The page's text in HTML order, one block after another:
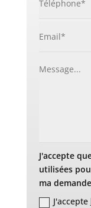
J'accepte
utilisées
ma
J'accepte